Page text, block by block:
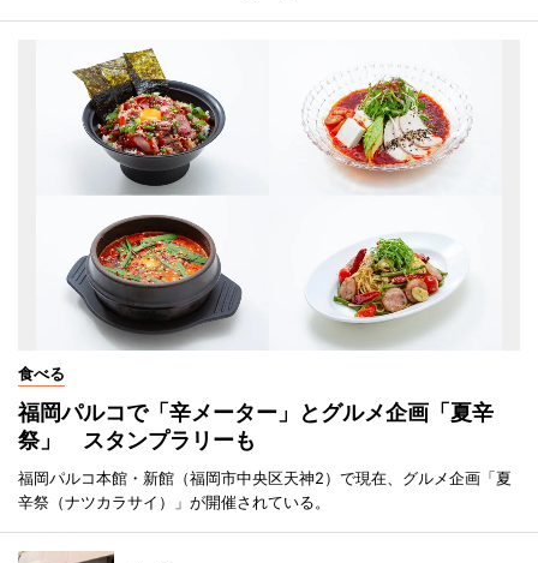
食べる
福岡パルコで「辛メーター」とグルメ企画「夏辛
祭」 スタンプラリーも
福岡パルコ本館・新館（福岡市中央区天神2）で現在、グルメ企画「夏
辛祭（ナツカラサイ）」が開催されている。